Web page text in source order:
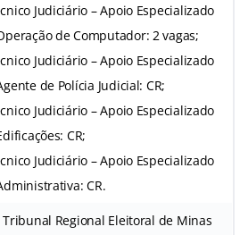
Judiciário – Apoio Especializado
de Computador: 2 vagas;
Judiciário – Apoio Especializado
de Polícia Judicial: CR;
Judiciário – Apoio Especializado
CR;
Judiciário – Apoio Especializado
CR.
Regional Eleitoral de Minas